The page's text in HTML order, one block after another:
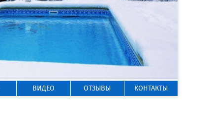
ВИДЕО ОТЗЫВЫ КОНТАКТЫ